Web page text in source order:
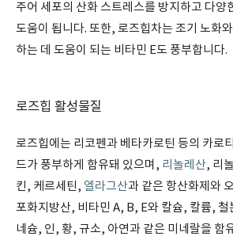
주어 세포의 산화 스트레스를 방지하고 다양
도움이 됩니다. 또한, 로즈힙차는 조기 노화
하는 데 도움이 되는 비타민 E도 풍부합니다.
로즈힙 활성물질
로즈힙에는 리코펜과 베타카로틴 등의 카로
드가 풍부하게 함유돼 있으며, 리놀레산, 리
킨, 케르세틴, 엘라그산과 같은 항산화제와
포화지방산, 비타민 A, B, E와 칼슘, 칼륨,
네슘, 인, 황, 규소, 아연과 같은 미네랄을 함